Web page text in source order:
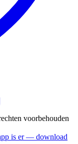
voorbehouden
is er — download